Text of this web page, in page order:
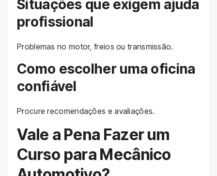
Situações que exigem ajuda
profissional
Problemas no motor, freios ou transmissão.
Como escolher uma oficina
confiável
Procure recomendações e avaliações.
Vale a Pena Fazer um
Curso para Mecânico